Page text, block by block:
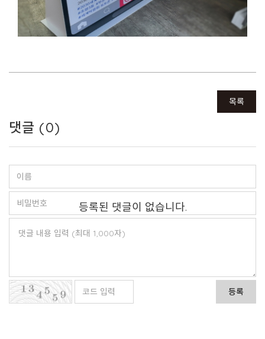
목록
댓글 (0)
등록된 댓글이 없습니다.
등록